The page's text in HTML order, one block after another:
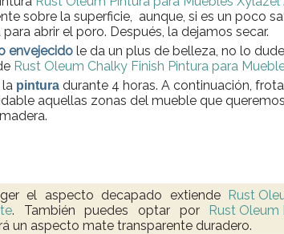
sobre la superficie, aunque, si es un poco
abrir el poro. Después, la dejamos secar.
envejecido le da un plus de belleza, no lo
Rust Oleum Chalky Finish Pintura para
la pintura durante 4 horas. A continuación,
aquellas zonas del mueble que
el aspecto decapado extiende Rust
. También puedes optar por Rust Oleum
un aspecto mate transparente duradero.